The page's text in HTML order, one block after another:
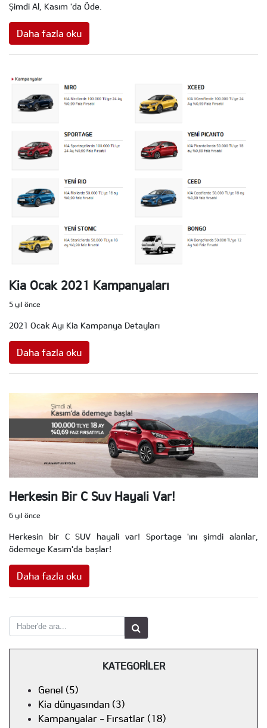
Şimdi Al, Kasım 'da Öde.
Daha fazla oku
Kia Ocak 2021 Kampanyaları
5 yıl önce
2021 Ocak Ayı Kia Kampanya Detayları
Daha fazla oku
Herkesin Bir C Suv Hayali Var!
6 yıl önce
Herkesin bir C SUV hayali var! Sportage 'ını şimdi alanlar,
ödemeye Kasım'da başlar!
Daha fazla oku
KATEGORİLER
Genel (5)
Kia dünyasından (3)
Kampanyalar - Fırsatlar (18)